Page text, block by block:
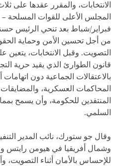
الانتخابات، والمقرر عقدها على
فبراير/شباط بعد تنحي الرئيس
من أجل تحسين الأمن وحماية
التصويت. وقبل الانتخابات، يتعين
قانون الطوارئ الذي يقيد حرية
بالاعتقالات الجماعية دون
المحاكمات العسكرية،
المنتقدين للحكومة، وأن يسمح
السلمي.
وقال جو ستورك، نائب المدير
وشمال أفريقيا في هيومن رايتس
للإحساس بالأمان أثناء التصويت،